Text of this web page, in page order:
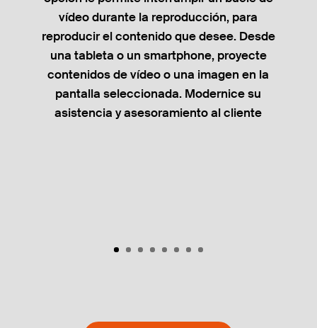
vídeo durante la reproducción, para
reproducir el contenido que desee. Desde
una tableta o un smartphone, proyecte
contenidos de vídeo o una imagen en la
pantalla seleccionada. Modernice su
asistencia y asesoramiento al cliente